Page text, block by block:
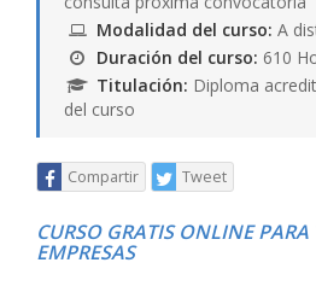
Modalidad del curso: A
Duración del curso: 610
Titulación: Diploma
del curso
Compartir Tweet
CURSO GRATIS ONLINE PARA
EMPRESAS